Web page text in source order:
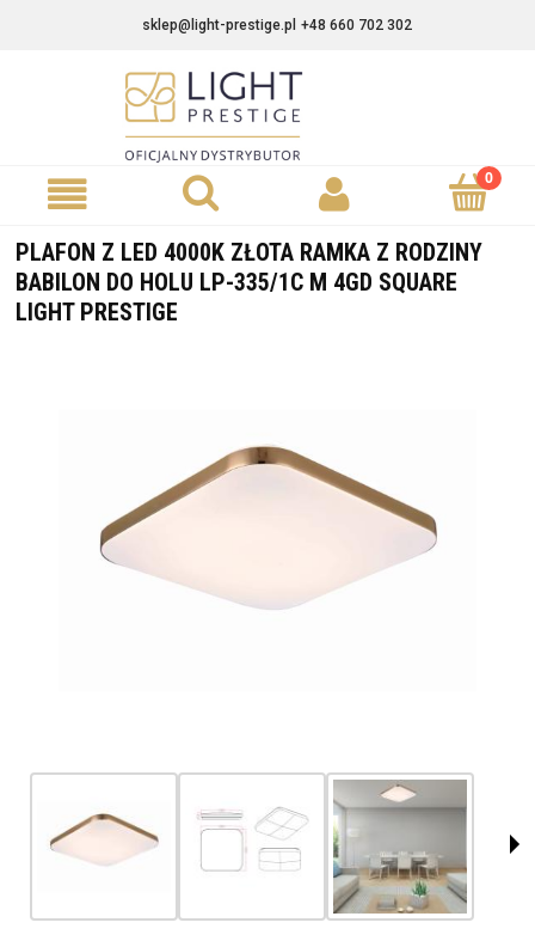
sklep@light-prestige.pl +48 660 702 302
PLAFON Z LED 4000K ZŁOTA RAMKA Z RODZINY
BABILON DO HOLU LP-335/1C M 4GD SQUARE
LIGHT PRESTIGE